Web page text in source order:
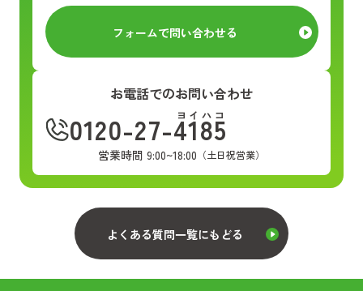
フォームで問い合わせる
お電話でのお問い合わせ
0120-27-4185
ヨイハコ
営業時間 9:00~18:00 （土日祝営業）
よくある質問一覧にもどる